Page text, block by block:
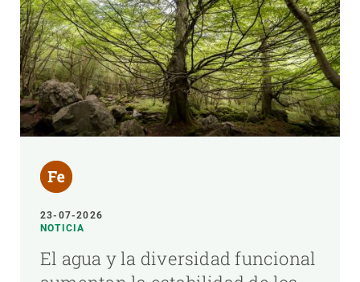
23-07-2026
NOTICIA
El agua y la diversidad funcional